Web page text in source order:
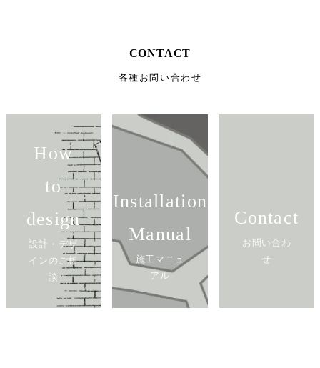
CONTACT
各種お問い合わせ
How
to
design
設計・デザ
インのご相
談
Installation
Manual
施工マニュ
アル
Contact
お問い合わ
せ